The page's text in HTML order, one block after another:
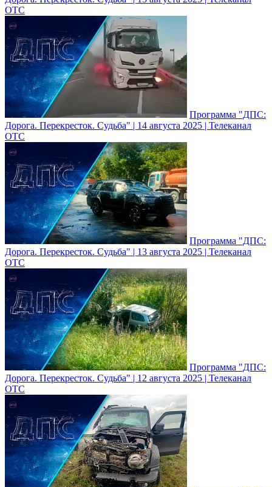
ОТС
Программа "ДПС:
Дорога. Перекресток. Судьба" | 14 августа 2025 | Телеканал
ОТС
Программа "ДПС:
Дорога. Перекресток. Судьба" | 13 августа 2025 | Телеканал
ОТС
Программа "ДПС:
Дорога. Перекресток. Судьба" | 12 августа 2025 | Телеканал
ОТС